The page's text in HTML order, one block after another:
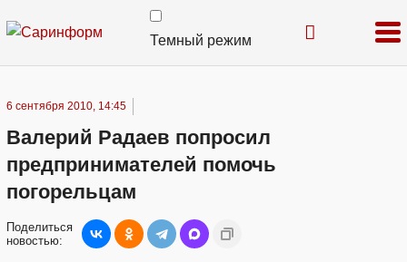
Темный режим
6 сентября 2010, 14:45
Валерий Радаев попросил
предпринимателей помочь
погорельцам
Поделиться
новостью: